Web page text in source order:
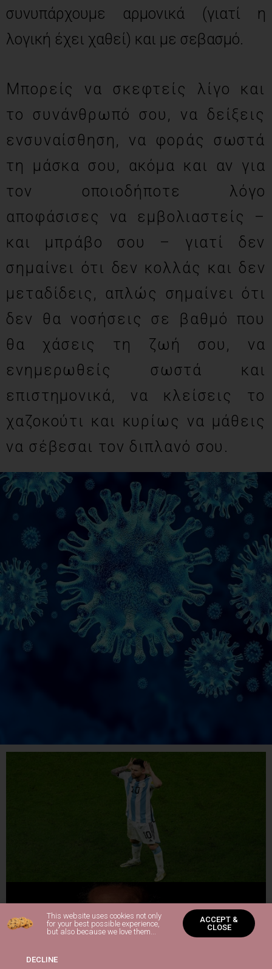
συνυπάρχουμε αρμονικά (γιατί η
λογική έχει χαθεί) και με σεβασμό.
Μπορείς να σκεφτείς λίγο και
το συνάνθρωπό σου, να δείξεις
ενσυναίσθηση, να φοράς σωστά
τη μάσκα σου, ακόμα και αν για
τον οποιοδήποτε λόγο
αποφάσισες να εμβολιαστείς –
και μπράβο σου – γιατί δεν
σημαίνει ότι δεν κολλάς και δεν
μεταδίδεις, απλώς σημαίνει ότι
δεν θα νοσήσεις σε βαθμό που
θα χάσεις τη ζωή σου, να
ενημερωθείς σωστά και
επιστημονικά, να κλείσεις το
χαζοκούτι και κυρίως να μάθεις
να σέβεσαι τον διπλανό σου.
This website uses cookies not only
for your best possible experience,
but also because we love them...
ACCEPT &
CLOSE
DECLINE